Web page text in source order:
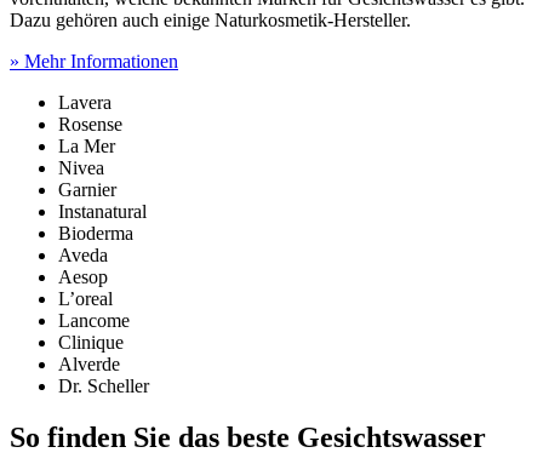
Dazu gehören auch einige Naturkosmetik-Hersteller.
» Mehr Informationen
Lavera
Rosense
La Mer
Nivea
Garnier
Instanatural
Bioderma
Aveda
Aesop
L’oreal
Lancome
Clinique
Alverde
Dr. Scheller
So finden Sie das beste Gesichtswasser